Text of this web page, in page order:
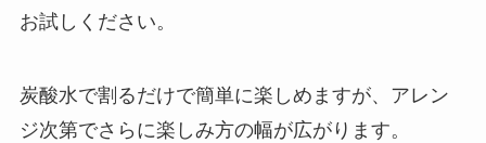
お試しください。
炭酸水で割るだけで簡単に楽しめますが、アレン
ジ次第でさらに楽しみ方の幅が広がります。